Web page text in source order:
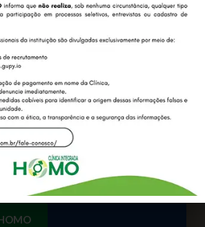
premiação é merecer
como nossos
HOMO compreende as diversas
que permitem uma
ao cliente e existindo a
investigação complementar